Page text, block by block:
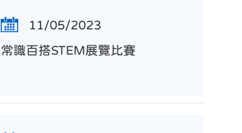
11/05/2023
常識百搭STEM展覽比賽